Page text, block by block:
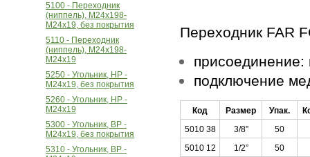
5100 - Переходник
(ниппель), М24x198-
M24x19, без покрытия
5110 - Переходник
(ниппель), М24x198-
M24x19
5250 - Угольник, НР -
М24х19, без покрытия
5260 - Угольник, НР -
М24х19
5300 - Угольник, ВР -
М24х19, без покрытия
5310 - Угольник, ВР -
Переходник FAR
подключение
Код Размер Упак.
5010 38
3/8”
50
5010 12
1/2”
50